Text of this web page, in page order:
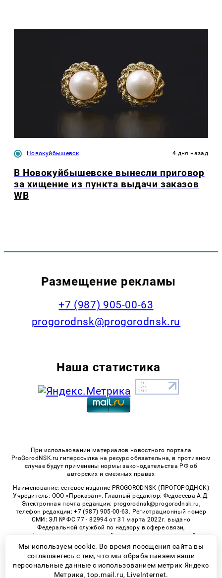
Новокуйбышевск 4 дня назад
В Новокуйбышевске вынесли приговор
за хищение из пункта выдачи заказов
WB
Размещение рекламы
+7 (987) 905-00-63
progorodnsk@progorodnsk.ru
Наша статистика
При использовании материалов новостного портала
ProGorodNSK.ru гиперссылка на ресурс обязательна, в противном
случае будут применены нормы законодательства РФ об
авторских и смежных правах
Наименование: сетевое издание PROGORODNSK (ПРОГОРОДНСК)
Учредитель: ООО «Проказан». Главный редактор: Федосеева А.Д.
Электронная почта редакции: progorodnsk@progorodnsk.ru,
телефон редакции: +7 (987) 905-00-63. Регистрационный номер
СМИ: ЭЛ № ФС 77 - 82994 от 31 марта 2022г. выдано
Федеральной службой по надзору в сфере связи,
информационных технологий и массовых коммуникаций.
Возрастная категория сайта 16+.
Мы используем cookie. Во время посещения сайта вы
соглашаетесь с тем, что мы обрабатываем ваши
персональные данные с использованием метрик Яндекс
Метрика, top.mail.ru, LiveInternet.